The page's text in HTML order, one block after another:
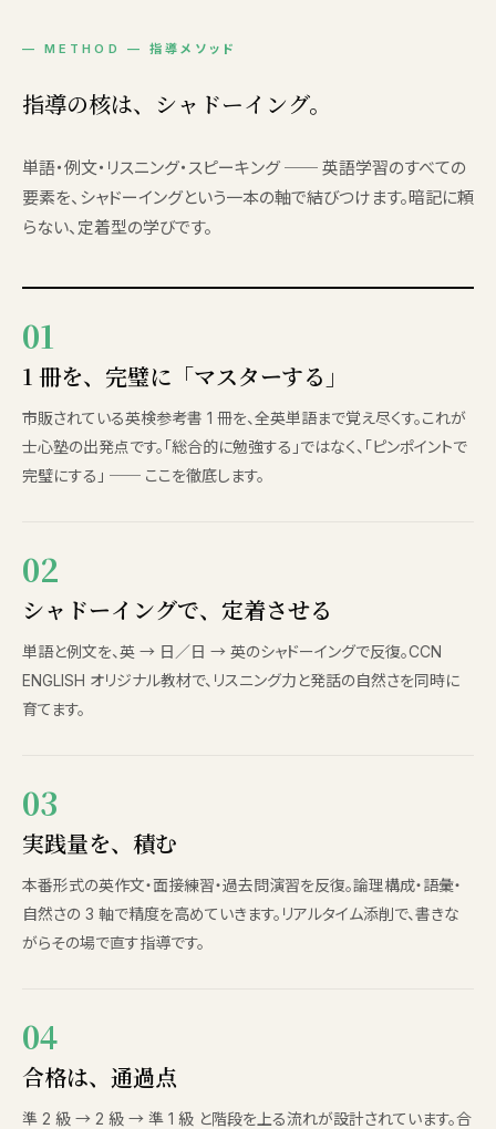
— METHOD — 指導メソッド
指導の核は、シャドーイング。
単語・例文・リスニング・スピーキング ── 英語学習のすべての
要素を、シャドーイングという一本の軸で結びつけます。暗記に頼
らない、定着型の学びです。
01
1 冊を、完璧に「マスターする」
市販されている英検参考書 1 冊を、全英単語まで覚え尽くす。これが
士心塾の出発点です。「総合的に勉強する」ではなく、「ピンポイントで
完璧にする」 ── ここを徹底します。
02
シャドーイングで、定着させる
単語と例文を、英 → 日／日 → 英のシャドーイングで反復。CCN
ENGLISH オリジナル教材で、リスニング力と発話の自然さを同時に
育てます。
03
実践量を、積む
本番形式の英作文・面接練習・過去問演習を反復。論理構成・語彙・
自然さの 3 軸で精度を高めていきます。リアルタイム添削で、書きな
がらその場で直す指導です。
04
合格は、通過点
準 2 級 → 2 級 → 準 1 級 と階段を上る流れが設計されています。合